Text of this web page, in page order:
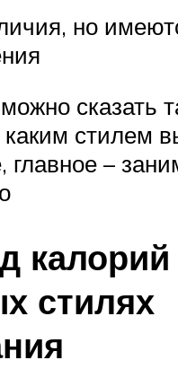
но
сказать
стилем
главное –
стилях